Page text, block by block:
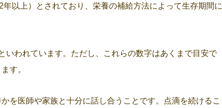
以上）とされており、栄養の補給方法によって生存期間に
いわれています。ただし、これらの数字はあくまで目安で
す。
を医師や家族と十分に話し合うことです。点滴を続けるこ